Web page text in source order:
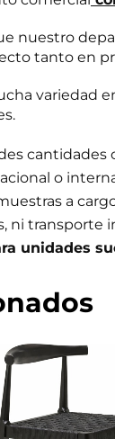
nuestro
tanto en
variedad
cantidades
o
a
ni transporte
unidades
r
c
a
l